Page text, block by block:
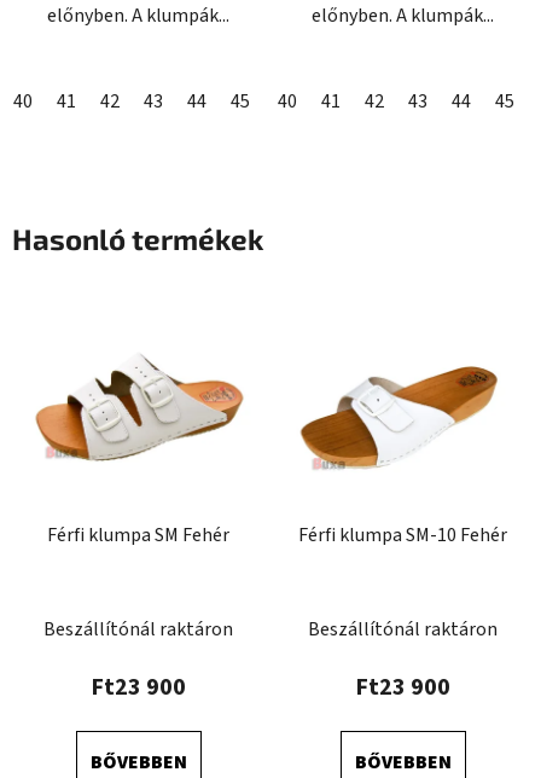
előnyben. A klumpák...
40 41 42 43 44 45 46
előnyben. A klumpák...
40 41 42 43 44 45
Hasonló termékek
Férfi klumpa SM Fehér
Beszállítónál raktáron
Ft23 900
BŐVEBBEN
Férfi klumpa SM-10 Fehér
Beszállítónál raktáron
Ft23 900
BŐVEBBEN